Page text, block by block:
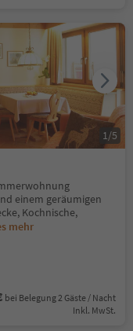
einem geräumigen
Kochnische,
mehr
bei Belegung 2 Gäste / Nacht
Inkl. MwSt.
1/5